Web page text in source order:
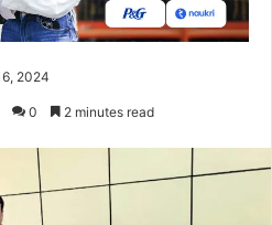
2024
0 2 minutes read